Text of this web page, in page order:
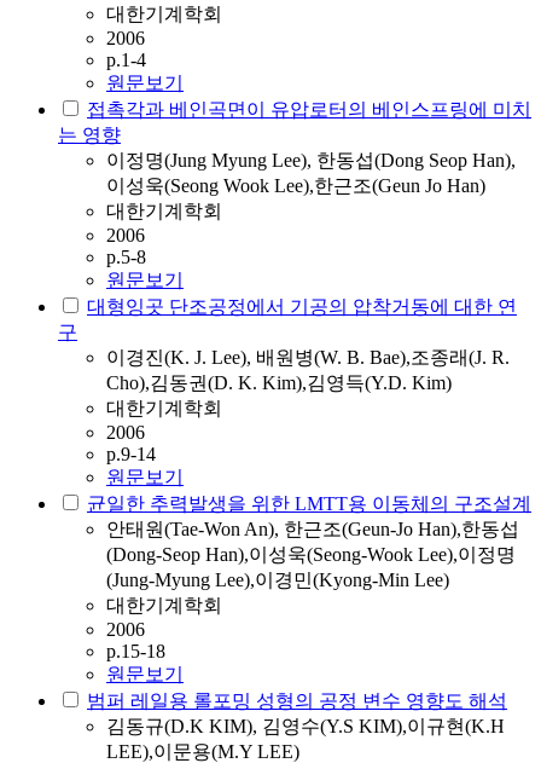
대한기계학회
2006
p.1-4
원문보기
접촉각과 베인곡면이 유압로터의 베인스프링에 미치
는 영향
이정명(Jung Myung Lee), 한동섭(Dong Seop Han),
이성욱(Seong Wook Lee),한근조(Geun Jo Han)
대한기계학회
2006
p.5-8
원문보기
대형잉곳 단조공정에서 기공의 압착거동에 대한 연
구
이경진(K. J. Lee), 배원병(W. B. Bae),조종래(J. R.
Cho),김동권(D. K. Kim),김영득(Y.D. Kim)
대한기계학회
2006
p.9-14
원문보기
균일한 추력발생을 위한 LMTT용 이동체의 구조설계
안태원(Tae-Won An), 한근조(Geun-Jo Han),한동섭
(Dong-Seop Han),이성욱(Seong-Wook Lee),이정명
(Jung-Myung Lee),이경민(Kyong-Min Lee)
대한기계학회
2006
p.15-18
원문보기
범퍼 레일용 롤포밍 성형의 공정 변수 영향도 해석
김동규(D.K KIM), 김영수(Y.S KIM),이규현(K.H
LEE),이문용(M.Y LEE)